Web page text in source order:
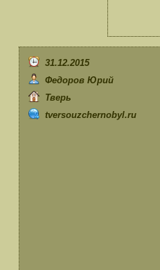
31.12.2015
Федоров Юрий
Тверь
tversouzchernobyl.ru